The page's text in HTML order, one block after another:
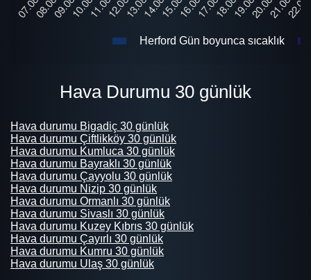
Herford Gün boyunca sıcaklık
Hava Durumu 30 günlük
Hava durumu Bigadiç 30 günlük
Hava durumu Çiftlikköy 30 günlük
Hava durumu Kumluca 30 günlük
Hava durumu Bayraklı 30 günlük
Hava durumu Çayyolu 30 günlük
Hava durumu Nizip 30 günlük
Hava durumu Ormanlı 30 günlük
Hava durumu Sivaslı 30 günlük
Hava durumu Kuzey Kıbrıs 30 günlük
Hava durumu Çayırlı 30 günlük
Hava durumu Kumru 30 günlük
Hava durumu Ulaş 30 günlük